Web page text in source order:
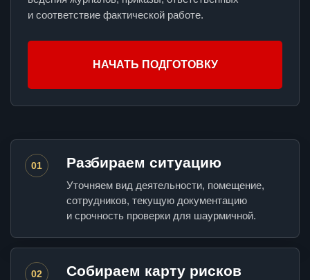
и соответствие фактической работе.
НАЧАТЬ ПОДГОТОВКУ
01 Разбираем ситуацию
Уточняем вид деятельности, помещение,
сотрудников, текущую документацию
и срочность проверки для шаурмичной.
02 Собираем карту рисков